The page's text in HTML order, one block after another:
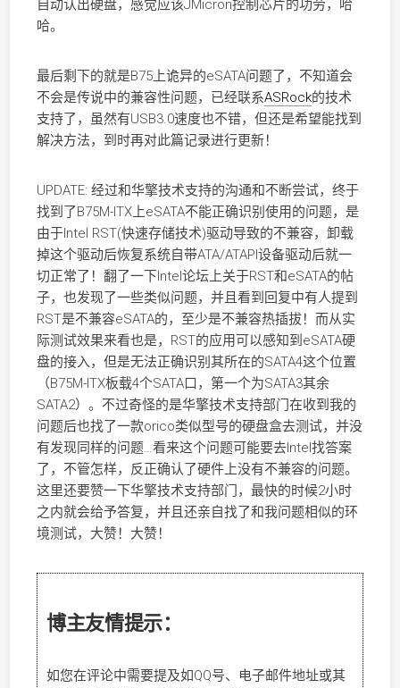
自动认出硬盘，感觉应该JMicron控制芯片的功劳，哈
哈。
最后剩下的就是B75上诡异的eSATA问题了，不知道会
不会是传说中的兼容性问题，已经联系ASRock的技术
支持了，虽然有USB3.0速度也不错，但还是希望能找到
解决方法，到时再对此篇记录进行更新！
UPDATE: 经过和华擎技术支持的沟通和不断尝试，终于
找到了B75M-ITX上eSATA不能正确识别使用的问题，是
由于Intel RST(快速存储技术)驱动导致的不兼容，卸载
掉这个驱动后恢复系统自带ATA/ATAPI设备驱动后就一
切正常了！翻了一下Intel论坛上关于RST和eSATA的帖
子，也发现了一些类似问题，并且看到回复中有人提到
RST是不兼容eSATA的，至少是不兼容热插拔！而从实
际测试效果来看也是，RST的应用可以感知到eSATA硬
盘的接入，但是无法正确识别其所在的SATA4这个位置
（B75M-ITX板载4个SATA口，第一个为SATA3其余
SATA2）。不过奇怪的是华擎技术支持部门在收到我的
问题后也找了一款orico类似型号的硬盘盒去测试，并没
有发现同样的问题…看来这个问题可能要去Intel找答案
了，不管怎样，反正确认了硬件上没有不兼容的问题。
这里还要赞一下华擎技术支持部门，最快的时候2小时
之内就会给予答复，并且还亲自找了和我问题相似的环
境测试，大赞！大赞！
博主友情提示：
如您在评论中需要提及如QQ号、电子邮件地址或其